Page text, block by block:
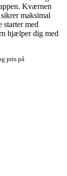
Kværnen
maksimal
med
hjælper dig med
pris på